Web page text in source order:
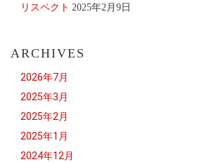
リスペクト 2025年2月9日
ARCHIVES
2026年7月
2025年3月
2025年2月
2025年1月
2024年12月